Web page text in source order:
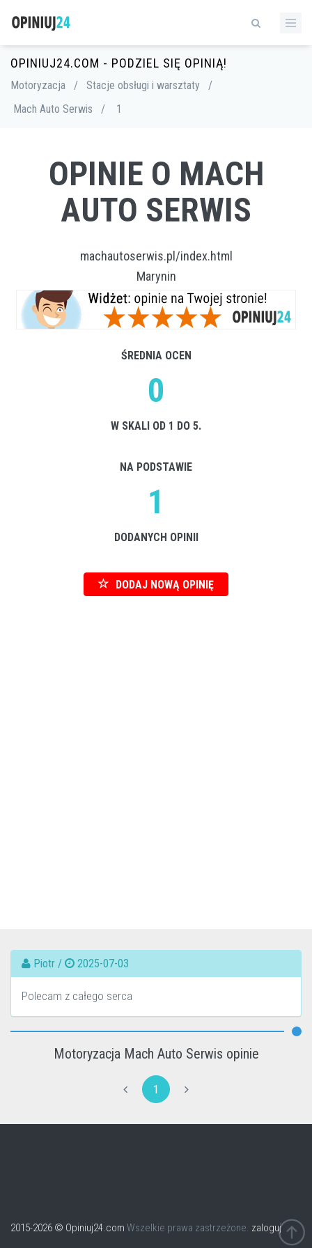
OPINIUJ24.COM - PODZIEL SIĘ OPINIĄ!
Motoryzacja / Stacje obsługi i warsztaty
/
Mach Auto Serwis
/ 1
OPINIE O MACH
AUTO SERWIS
machautoserwis.pl/index.html
Marynin
ŚREDNIA OCEN
0
W SKALI OD 1 DO 5.
NA PODSTAWIE
1
DODANYCH OPINII
DODAJ NOWĄ OPINIĘ
Piotr / 2025-07-03
Polecam z całego serca
Motoryzacja Mach Auto Serwis opinie
1
2015-2026 © Opiniuj24.com Wszelkie prawa zastrzeżone. zaloguj